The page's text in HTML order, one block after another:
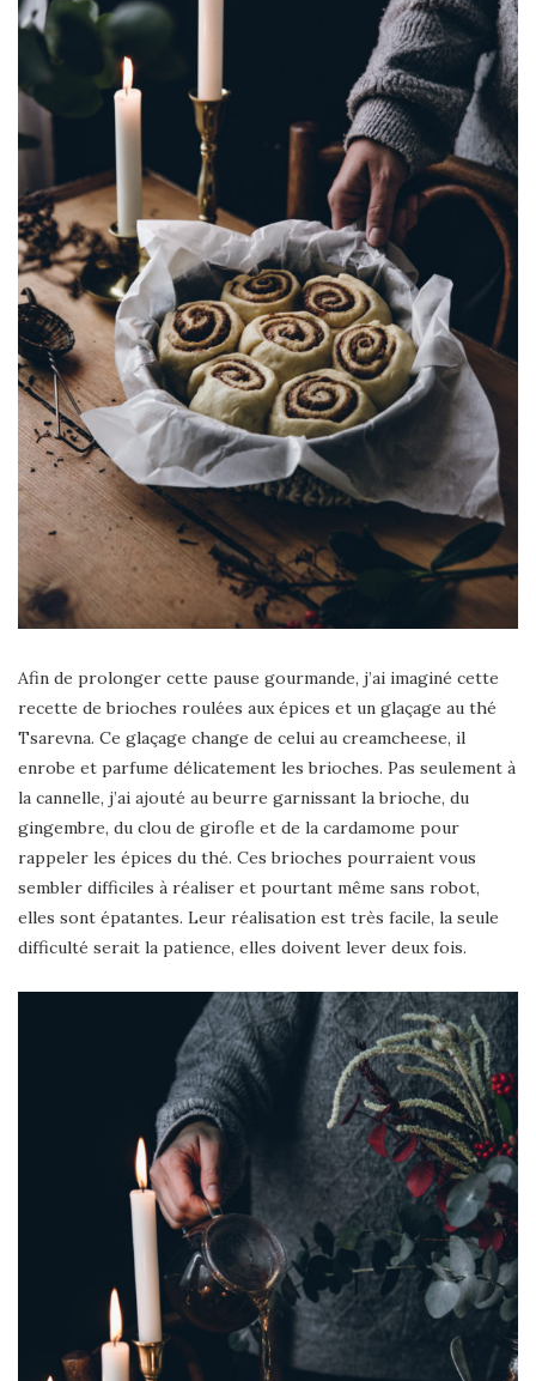
Afin de prolonger cette pause gourmande, j’ai imaginé cette
recette de brioches roulées aux épices et un glaçage au thé
Tsarevna. Ce glaçage change de celui au creamcheese, il
enrobe et parfume délicatement les brioches. Pas seulement à
la cannelle, j’ai ajouté au beurre garnissant la brioche, du
gingembre, du clou de girofle et de la cardamome pour
rappeler les épices du thé. Ces brioches pourraient vous
sembler difficiles à réaliser et pourtant même sans robot,
elles sont épatantes. Leur réalisation est très facile, la seule
difficulté serait la patience, elles doivent lever deux fois.